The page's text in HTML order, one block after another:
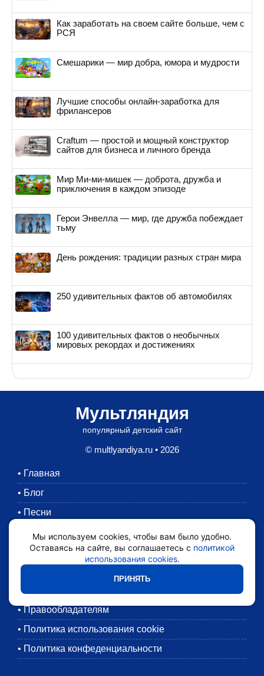
Как заработать на своем сайте больше, чем с
РСЯ
Смешарики — мир добра, юмора и мудрости
Лучшие способы онлайн-заработка для
фрилансеров
Craftum — простой и мощный конструктор
сайтов для бизнеса и личного бренда
Мир Ми-ми-мишек — доброта, дружба и
приключения в каждом эпизоде
Герои Энвелла — мир, где дружба побеждает
тьму
День рождения: традиции разных стран мира
250 удивительных фактов об автомобилях
100 удивительных фактов о необычных
мировых рекордах и достижениях
Мультляндия
популярный детский сайт
© multlyandiya.ru • 2026
• Главная
• Блог
• Песни
Раскраски
Картинки
•
•
• Правообладателям
• Политика использования cookie
• Политика конфеденциальности
Мы используем cookies, чтобы вам было удобно.
Оставаясь на сайте, вы соглашаетесь с политикой
использования cookies.
ПРИНЯТЬ